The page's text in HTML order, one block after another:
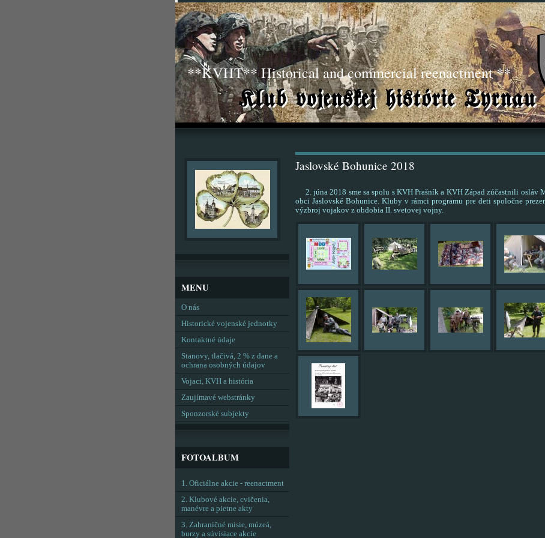
**KVHT** Historical and commercial reenactment **
Jaslovské Bohunice 2018
2. júna 2018 sme sa spolu s KVH Prašník a KVH Západ zúčastnili osláv
obci Jaslovské Bohunice. Kluby v rámci programu pre deti spoločne
výzbroj vojakov z obdobia II. svetovej vojny.
MENU
O nás
Historické vojenské jednotky
Kontaktné údaje
Stanovy, tlačivá, 2 % z dane a
ochrana osobných údajov
Vojaci, KVH a história
Zaujímavé webstránky
Sponzorské subjekty
FOTOALBUM
1. Oficiálne akcie - reenactment
2. Klubové akcie, cvičenia,
manévre a pietne akty
3. Zahraničné misie, múzeá,
burzy a súvisiace akcie